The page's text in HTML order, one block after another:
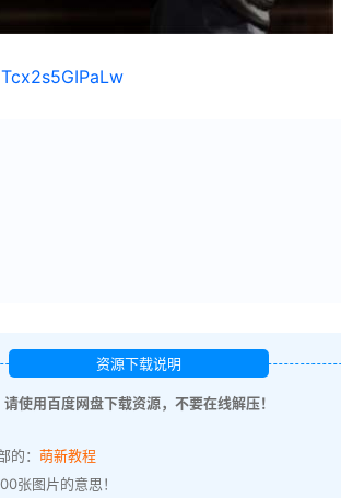
资源下载说明
请使用百度网盘下载资源，不要在线解压！
： 萌新教程
张图片的意思！